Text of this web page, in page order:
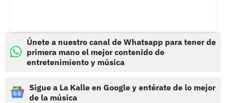
Únete a nuestro canal de Whatsapp para tener de
primera mano el mejor contenido de
entretenimiento y música
Sigue a La Kalle en Google y entérate de lo mejor
de la música